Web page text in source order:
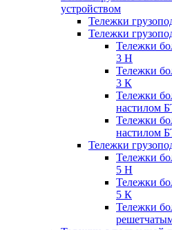
устройством
Тележки
Тележки
Тележки
3 Н
Тележки
3 К
Тележки
настилом
Тележки
настилом
Тележки
Тележки
5 Н
Тележки
5 К
Тележки